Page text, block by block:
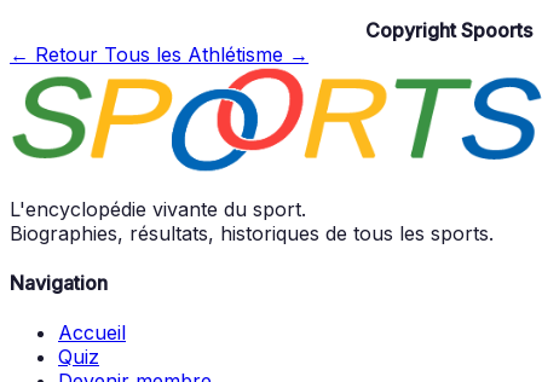
Copyright Spoorts
← Retour Tous les Athlétisme →
L'encyclopédie vivante du sport.
Biographies, résultats, historiques de tous les sports.
Navigation
Accueil
Quiz